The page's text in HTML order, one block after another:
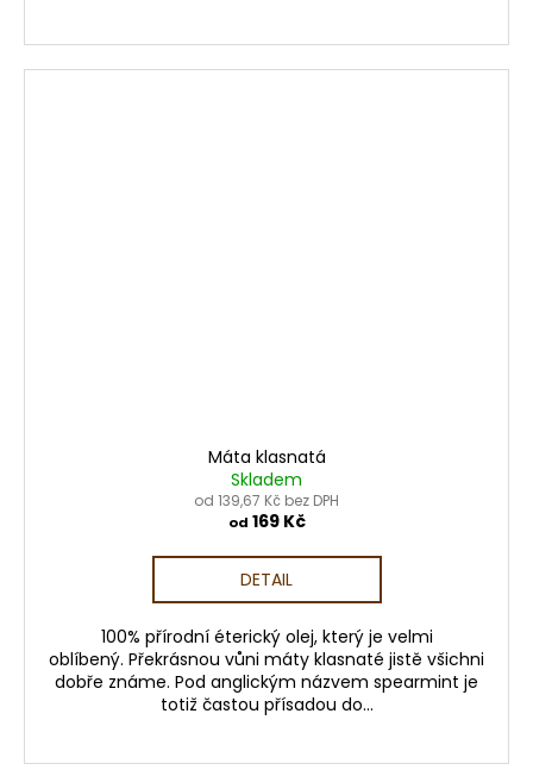
Máta klasnatá
Skladem
od 139,67 Kč bez DPH
od 169 Kč
DETAIL
100% přírodní éterický olej, který je velmi
oblíbený. Překrásnou vůni máty klasnaté jistě všichni
dobře známe. Pod anglickým názvem spearmint je
totiž častou přísadou do...